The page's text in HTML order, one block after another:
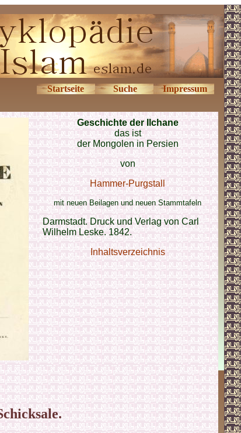
Startseite Suche Impressum
Geschichte der Ilchane
das ist
der Mongolen in Persien
von
Hammer-Purgstall
mit neuen Beilagen und neuen Stammtafeln
Darmstadt. Druck und Verlag von Carl
Wilhelm Leske. 1842.
Inhaltsverzeichnis